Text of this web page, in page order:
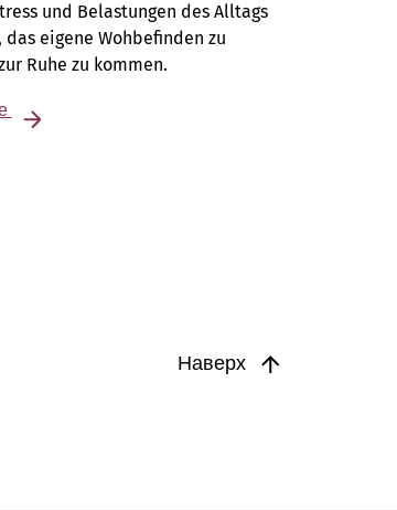
und Belastungen des Alltags
eigene Wohbefinden zu
Ruhe zu kommen.
Наверх